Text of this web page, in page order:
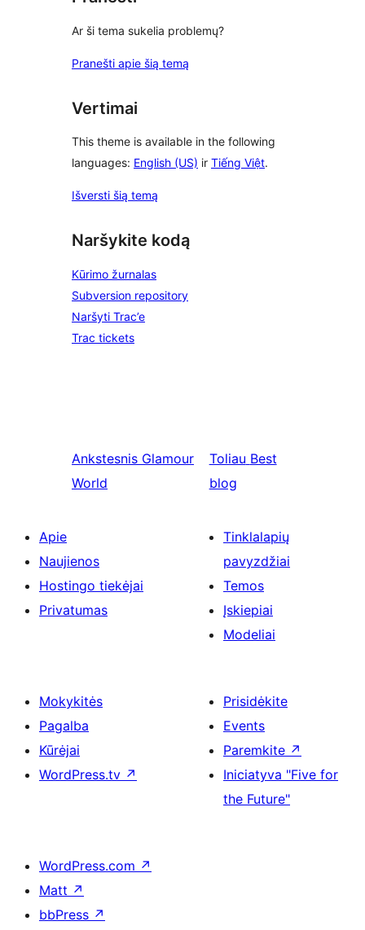
Ar ši tema sukelia problemų?
Pranešti apie šią temą
Vertimai
This theme is available in the following
languages: English (US) ir Tiếng Việt.
Išversti šią temą
Naršykite kodą
Kūrimo žurnalas
Subversion repository
Naršyti Trac’e
Trac tickets
Ankstesnis Glamour
World
Toliau Best
blog
Apie
Naujienos
Hostingo tiekėjai
Privatumas
Tinklalapių
pavyzdžiai
Temos
Įskiepiai
Modeliai
Mokykitės
Pagalba
Kūrėjai
WordPress.tv ↗
Prisidėkite
Events
Paremkite ↗
Iniciatyva "Five for
the Future"
WordPress.com ↗
Matt ↗
bbPress ↗